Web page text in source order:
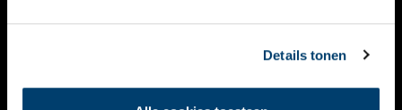
Details tonen
CONTACT